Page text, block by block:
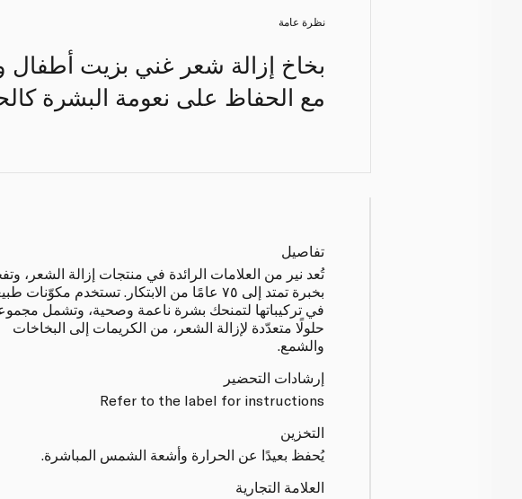
نظرة عامة
بخاخ إزالة شعر غني بزيت أطفال
مع الحفاظ على نعومة البشرة
تفاصيل
تُعد نير من العلامات الرائدة في منتجات إزالة الشعر،
بخبرة تمتد إلى ٧٥ عامًا من الابتكار. تستخدم مكوّنات
في تركيباتها لتمنحك بشرة ناعمة وصحية، وتشمل
حلولًا متعدّدة لإزالة الشعر، من الكريمات إلى البخاخات
والشمع.
إرشادات التحضير
Refer to the label for instructions
التخزين
يُحفظ بعيدًا عن الحرارة وأشعة الشمس المباشرة.
العلامة التجارية